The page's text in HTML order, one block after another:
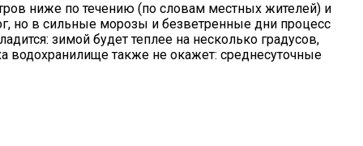
ниже по течению (по словам местных жителей) и
но в сильные морозы и безветренные дни процесс
зимой будет теплее на несколько градусов,
водохранилище также не окажет: среднесуточные